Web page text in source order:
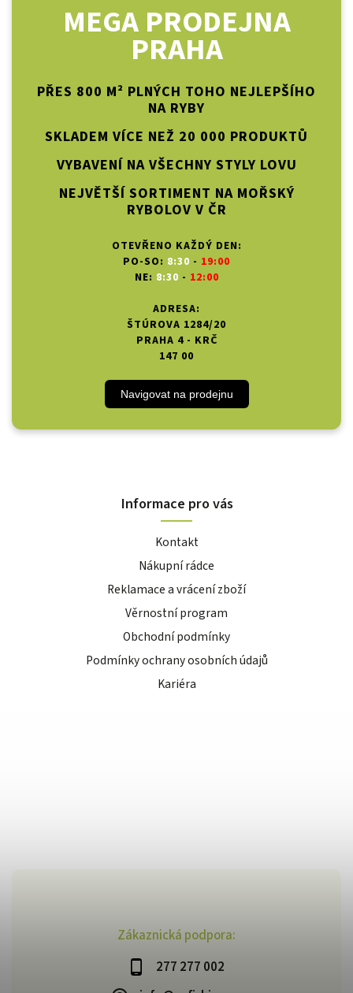
Zákaznická podpora:
277 277 002
MEGA PRODEJNA
PRAHA
PŘES 800 M² PLNÝCH TOHO NEJLEPŠÍHO
NA RYBY
SKLADEM VÍCE NEŽ 20 000 PRODUKTŮ
VYBAVENÍ NA VŠECHNY STYLY LOVU
NEJVĚTŠÍ SORTIMENT NA MOŘSKÝ
RYBOLOV V ČR
OTEVŘENO KAŽDÝ DEN:
PO-SO: 8:30 - 19:00
NE: 8:30 - 12:00
ADRESA:
ŠTÚROVA 1284/20
PRAHA 4 - KRČ
147 00
Navigovat na prodejnu
Informace pro vás
Kontakt
Nákupní rádce
Reklamace a vrácení zboží
Věrnostní program
Obchodní podmínky
Podmínky ochrany osobních údajů
Kariéra